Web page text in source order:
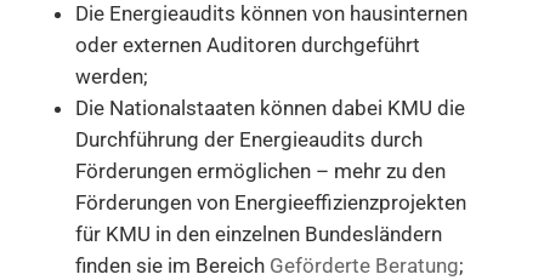
Die Energieaudits können von hausinternen
oder externen Auditoren durchgeführt
werden;
Die Nationalstaaten können dabei KMU die
Durchführung der Energieaudits durch
Förderungen ermöglichen – mehr zu den
Förderungen von Energieeffizienzprojekten
für KMU in den einzelnen Bundesländern
finden sie im Bereich Geförderte Beratung;